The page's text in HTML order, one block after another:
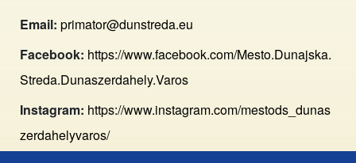
Email: primator@dunstreda.eu
Facebook: https://www.facebook.com/Mesto.Dunajska.
Streda.Dunaszerdahely.Varos
Instagram: https://www.instagram.com/mestods_dunas
zerdahelyvaros/